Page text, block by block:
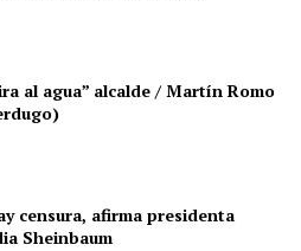
al agua” alcalde / Martín Romo
censura, afirma presidenta
Sheinbaum